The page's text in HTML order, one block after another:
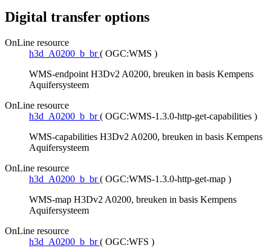
Digital transfer options
OnLine resource
h3d_A0200_b_br ( OGC:WMS )
WMS-endpoint H3Dv2 A0200, breuken in basis Kempens
Aquifersysteem
OnLine resource
h3d_A0200_b_br ( OGC:WMS-1.3.0-http-get-capabilities )
WMS-capabilities H3Dv2 A0200, breuken in basis Kempens
Aquifersysteem
OnLine resource
h3d_A0200_b_br ( OGC:WMS-1.3.0-http-get-map )
WMS-map H3Dv2 A0200, breuken in basis Kempens
Aquifersysteem
OnLine resource
h3d_A0200_b_br ( OGC:WFS )